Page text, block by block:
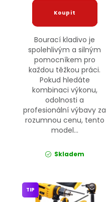
Bourací kladivo je
spolehlivým a silným
pomocníkem pro
každou těžkou práci.
Pokud hledáte
kombinaci výkonu,
odolnosti a
profesionální výbavy za
rozumnou cenu, tento
model...
Skladem
TIP